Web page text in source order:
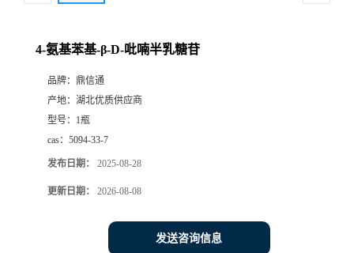
4-氨基苯基-β-D-吡喃半乳糖苷
品牌： 鼎信通
产地： 湖北优质供应商
型号： 1瓶
cas： 5094-33-7
发布日期： 2025-08-28
更新日期： 2026-08-08
发送咨询信息